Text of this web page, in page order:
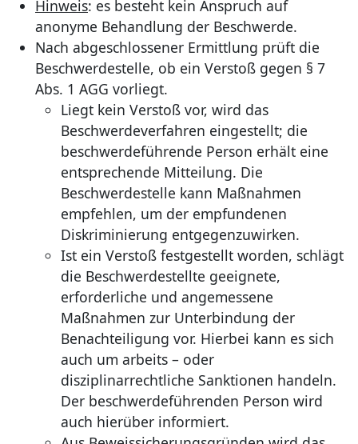
Hinweis: es besteht kein Anspruch auf
anonyme Behandlung der Beschwerde.
Nach abgeschlossener Ermittlung prüft die
Beschwerdestelle, ob ein Verstoß gegen § 7
Abs. 1 AGG vorliegt.
Liegt kein Verstoß vor, wird das
Beschwerdeverfahren eingestellt; die
beschwerdeführende Person erhält eine
entsprechende Mitteilung. Die
Beschwerdestelle kann Maßnahmen
empfehlen, um der empfundenen
Diskriminierung entgegenzuwirken.
Ist ein Verstoß festgestellt worden, schlägt
die Beschwerdestellte geeignete,
erforderliche und angemessene
Maßnahmen zur Unterbindung der
Benachteiligung vor. Hierbei kann es sich
auch um arbeits – oder
disziplinarrechtliche Sanktionen handeln.
Der beschwerdeführenden Person wird
auch hierüber informiert.